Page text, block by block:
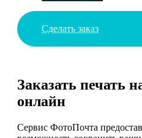
Сделать заказ
Заказать печать
онлайн
Сервис ФотоПочта